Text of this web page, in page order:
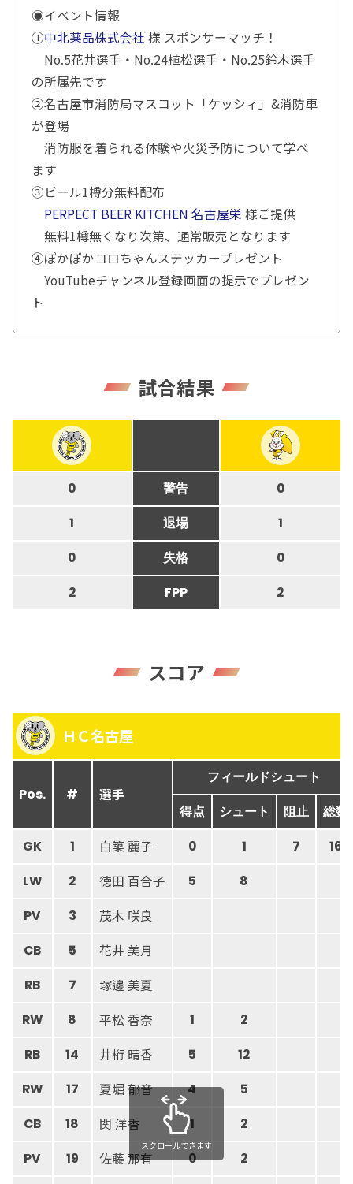
◉イベント情報
①中北薬品株式会社 様 スポンサーマッチ！
No.5花井選手・No.24植松選手・No.25鈴木選手
の所属先です
②名古屋市消防局マスコット「ケッシィ」&消防車
が登場
消防服を着られる体験や火災予防について学べ
ます
③ビール1樽分無料配布
PERPECT BEER KITCHEN 名古屋栄 様ご提供
無料1樽無くなり次第、通常販売となります
④ぽかぽかコロちゃんステッカープレゼント
YouTubeチャンネル登録画面の提示でプレゼン
ト
試合結果
0 警告 0
1 退場 1
0 失格 0
2 FPP 2
スコア
ＨＣ名古屋
Pos. # 選手
フィールドシュート
得点 シュート 阻止 総数
GK 1 白築 麗子 0 1 7 16
LW 2 徳田 百合子 5 8
PV 3 茂木 咲良
CB 5 花井 美月
RB 7 塚邊 美夏
RW 8 平松 香奈 1 2
RB 14 井桁 晴香 5 12
RW 17 夏堀 郁音 4 5
CB 18 関 洋香 1 2
PV 19 佐藤 那有 0 2
スクロールできます